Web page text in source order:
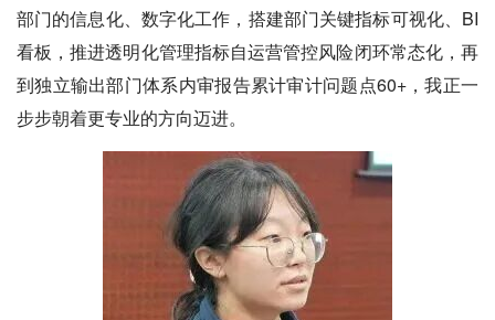
部门的信息化、数字化工作，搭建部门关键指标可视化、BI
看板，推进透明化管理指标自运营管控风险闭环常态化，再
到独立输出部门体系内审报告累计审计问题点60+，我正一
步步朝着更专业的方向迈进。